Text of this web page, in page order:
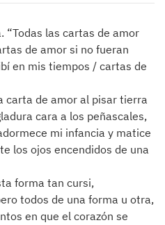
“Todas las cartas de amor
de amor si no fueran
en mis tiempos / cartas de
carta de amor al pisar tierra
cara a los peñascales,
mi infancia y matice
los ojos encendidos de una
forma tan cursi,
todos de una forma u otra,
en que el corazón se